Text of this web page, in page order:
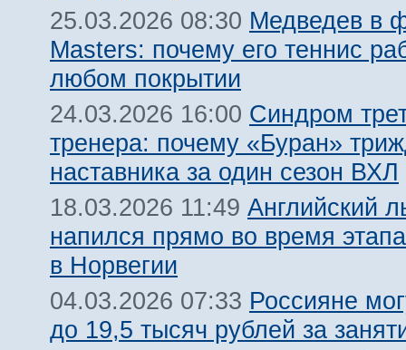
25.03.2026 08:30 Медведев в
Masters: почему его теннис
любом покрытии
24.03.2026 16:00 Синдром
тренера: почему «Буран»
наставника за один сезон ВХЛ
18.03.2026 11:49 Английский
напился прямо во время
в Норвегии
04.03.2026 07:33 Россияне
до 19,5 тысяч рублей за